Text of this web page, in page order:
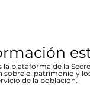
la plataforma de la
el patrimonio y
de la población.